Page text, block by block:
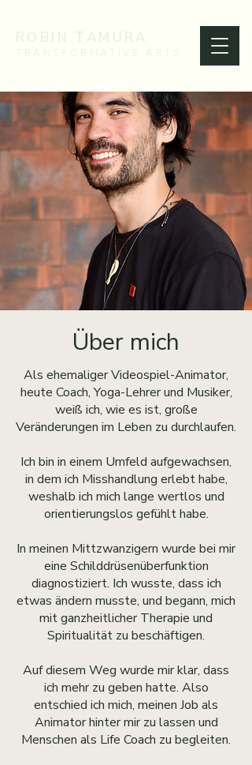
Über mich
Als ehemaliger Videospiel-Animator,
heute Coach, Yoga-Lehrer und Musiker,
weiß ich, wie es ist, große
Veränderungen im Leben zu durchlaufen.
Ich bin in einem Umfeld aufgewachsen,
in dem ich Misshandlung erlebt habe,
weshalb ich mich lange wertlos und
orientierungslos gefühlt habe.
In meinen Mittzwanzigern wurde bei mir
eine Schilddrüsenüberfunktion
diagnostiziert. Ich wusste, dass ich
etwas ändern musste, und begann, mich
mit ganzheitlicher Therapie und
Spiritualität zu beschäftigen.
Auf diesem Weg wurde mir klar, dass
ich mehr zu geben hatte. Also
entschied ich mich, meinen Job als
Animator hinter mir zu lassen und
Menschen als Life Coach zu begleiten.